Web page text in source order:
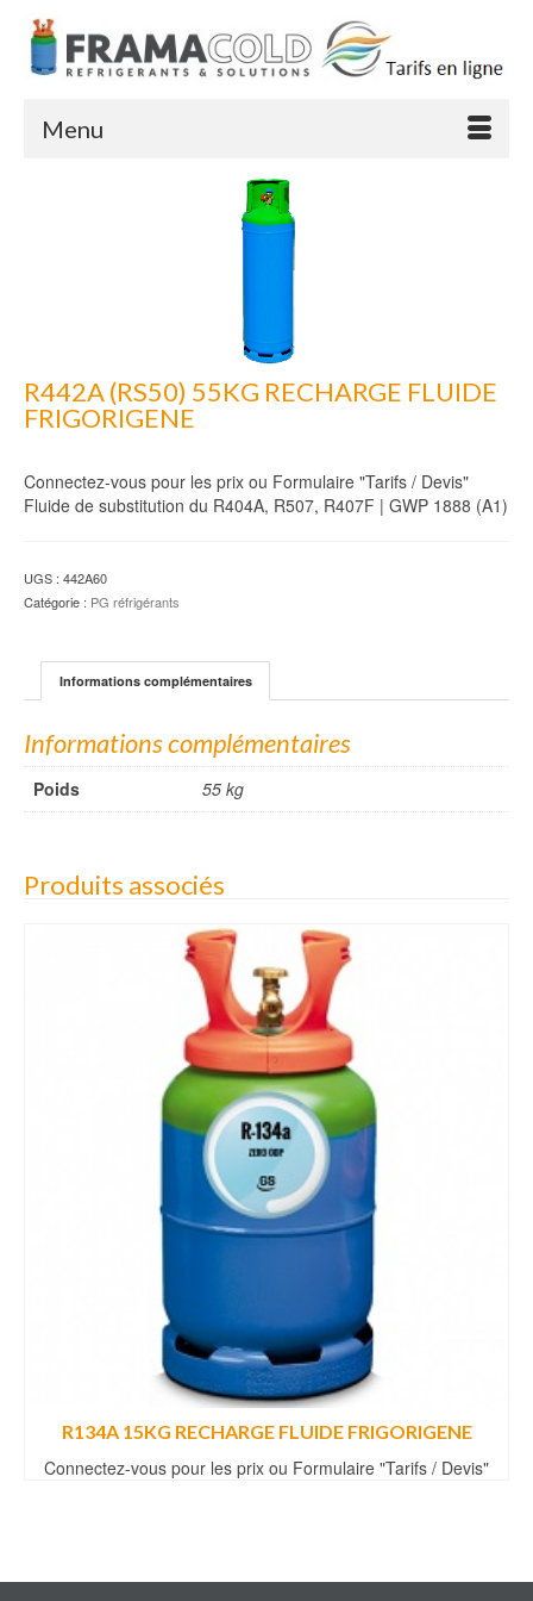
Menu
R442A (RS50) 55KG RECHARGE FLUIDE
FRIGORIGENE
Connectez-vous pour les prix ou Formulaire "Tarifs / Devis"
Fluide de substitution du R404A, R507, R407F | GWP 1888 (A1)
UGS : 442A60
Catégorie : PG réfrigérants
Informations complémentaires
Informations complémentaires
Poids 55 kg
Produits associés
R134A 15KG RECHARGE FLUIDE FRIGORIGENE
Connectez-vous pour les prix ou Formulaire "Tarifs / Devis"